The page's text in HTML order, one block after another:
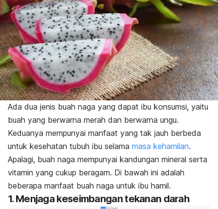
Ada dua jenis buah naga yang dapat ibu konsumsi, yaitu
buah yang berwarna merah dan berwarna ungu.
Keduanya mempunyai manfaat yang tak jauh berbeda
untuk kesehatan tubuh ibu selama masa kehamilan.
Apalagi, buah naga mempunyai kandungan mineral serta
vitamin yang cukup beragam. Di bawah ini adalah
beberapa manfaat buah naga untuk ibu hamil.
1. Menjaga keseimbangan tekanan darah